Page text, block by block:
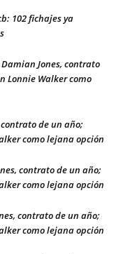
102 fichajes ya
Jones, contrato
Lonnie Walker como
de un año;
como lejana opción
contrato de un año;
como lejana opción
contrato de un año;
como lejana opción